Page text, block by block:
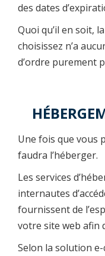
des dates
Quoi qu’il en soit,
choisissez n’a
d’ordre purement
Une fois que vous
faudra l’héberger.
Les services
internautes
fournissent de
votre site web afin
Selon la solution